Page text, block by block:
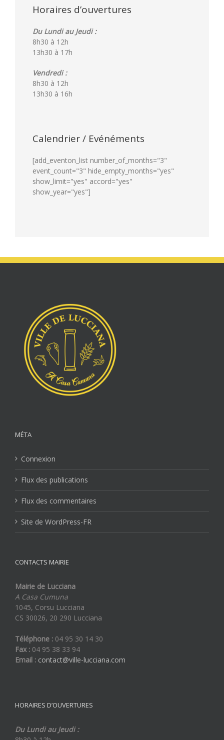
Horaires d’ouvertures
Du Lundi au Jeudi :
8h30 à 12h
13h30 à 17h
Vendredi :
8h30 à 12h
13h30 à 16h
Calendrier / Evénéments
[add_eventon_list number_of_months="3"
event_count="3" hide_empty_months="yes"
show_limit="yes" accord="yes"
show_year="yes"]
MÉTA
Connexion
Flux des publications
Flux des commentaires
Site de WordPress-FR
CONTACTS MAIRIE
Mairie de Lucciana
A Casa Cumuna
1045, Corsu Lucciana
CS 30026, 20 290 Lucciana
Téléphone : 04 95 30 14 30
Fax : 04 95 38 33 94
Email : contact@ville-lucciana.com
HORAIRES D’OUVERTURES
Du Lundi au Jeudi :